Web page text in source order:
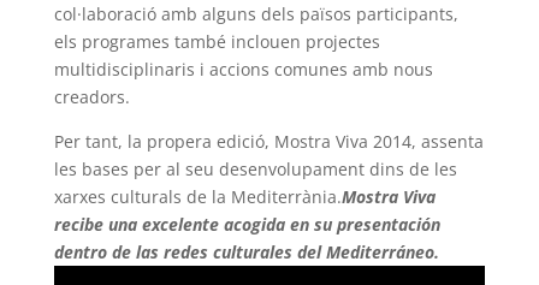
col·laboració amb alguns dels països participants,
els programes també inclouen projectes
multidisciplinaris i accions comunes amb nous
creadors.
Per tant, la propera edició, Mostra Viva 2014, assenta
les bases per al seu desenvolupament dins de les
xarxes culturals de la Mediterrània.Mostra Viva
recibe una excelente acogida en su presentación
dentro de las redes culturales del Mediterráneo.